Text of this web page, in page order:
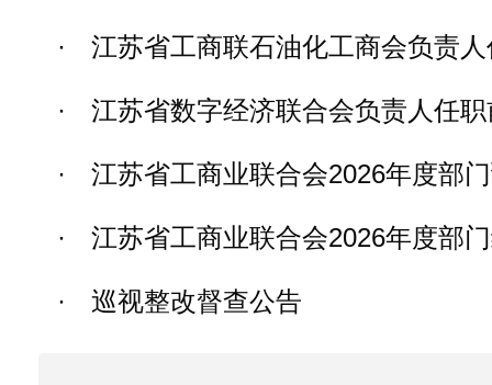
· 江苏省工商联石油化工商会负责
· 江苏省数字经济联合会负责人任
· 江苏省工商业联合会2026年度部
· 江苏省工商业联合会2026年度部
· 巡视整改督查公告